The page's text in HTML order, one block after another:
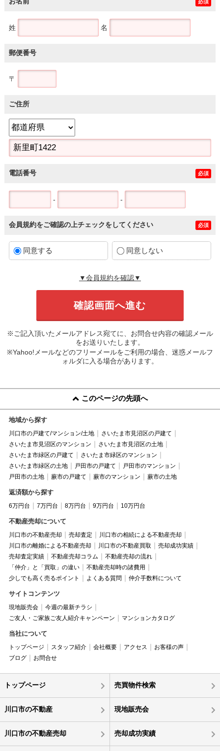
必須
姓 名
郵便番号
〒
ご住所
電話番号 必須
- -
会員規約をご確認の上チェックをしてください 必須
同意する 同意しない
▼会員規約を確認▼
※ご記入頂いたメールアドレス宛てに、お問合せ内容の確認メール
をお送りいたします。
※Yahoo!メールなどのフリーメールをご利用の場合、迷惑メールフ
ォルダに入る場合があります。
このページの先頭へ
地域から探す
川口市の戸建て/マンション/土地
さいたま市見沼区の戸建て
さいたま市見沼区のマンション
さいたま市見沼区の土地
さいたま市緑区の戸建て
さいたま市緑区のマンション
さいたま市緑区の土地
戸田市の戸建て
戸田市のマンション
戸田市の土地
蕨市の戸建て 蕨市のマンション 蕨市の土地
返済額から探す
6万円台 7万円台 8万円台 9万円台 10万円台
不動産売却について
川口市の不動産売却 売却査定
川口市の相続による不動産売却
川口市の離婚による不動産売却
川口市の不動産買取
売却成功実績
売却査定実績
不動産売却コラム
不動産売却の流れ
「仲介」と「買取」の違い
不動産売却時の諸費用
少しでも高く売るポイント
よくある質問 仲介手数料について
サイトコンテンツ
現地販売会
今週の最新チラシ
ご友人・ご家族ご友人紹介キャンペーン
マンションカタログ
当社について
トップページ スタッフ紹介 会社概要 アクセス
お客様の声
ブログ
お問合せ
トップページ 売買物件検索
川口市の不動産 現地販売会
川口市の不動産売却 売却成功実績